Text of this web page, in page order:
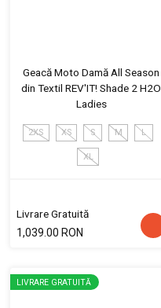
Geacă Moto Damă All Season
din Textil REV'IT! Shade 2 H2O
Ladies
2XS XS S M L
XL
Livrare Gratuită
1,039.00 RON
LIVRARE GRATUITĂ